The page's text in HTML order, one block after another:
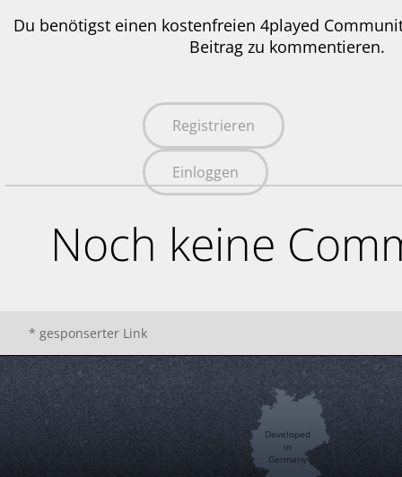
Du benötigst einen kostenfreien 4played
Beitrag zu kommentieren.
Registrieren
Einloggen
Noch keine
* gesponserter Link
Developed
in
Germany